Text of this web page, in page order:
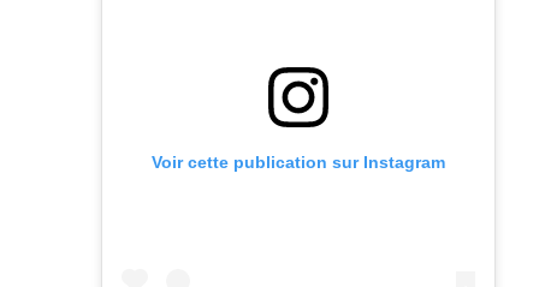
Voir cette publication sur Instagram